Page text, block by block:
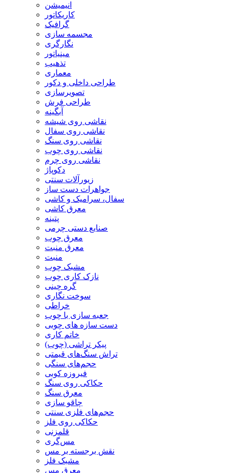
انیمیشن
کاریکاتور
گرافیک
مجسمه سازی
نگارگری
مینیاتور
تذهیب
معماری
طراحی داخلی و دکور
تصویرسازی
طراحی فرش
آبگینه
نقاشی روی شیشه
نقاشی روی سفال
نقاشی روی سنگ
نقاشی روی چوب
نقاشی روی چرم
دکوپاژ
زیورآلات سنتی
جواهرات دست ساز
سفال، سرامیک و کاشی
معرق کاشی
پتینه
صنایع دستی چرمی
معرق چوب
معرق منبت
منبت
مشبک چوب
نازک کاری چوب
گره چینی
سوخت نگاری
خراطی
جعبه سازی با چوب
دست سازه های چوبی
خاتم کاری
پیکر تراشی (چوب)
تراش سنگ‌های قیمتی
حجم‌های سنگی
فیروزه کوبی
حکاکی روی سنگ
معرق سنگ
چاقو سازی
حجم‌های فلزی سنتی
حکاکی روی فلز
قلمزنی
مس‌گری
نقش برجسته بر مس
مشبک فلز
معرق مس